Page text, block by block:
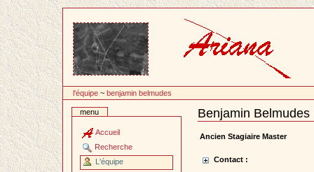
contenu
l'équipe ~benjamin belmudes
menu
Accueil
Recherche
L'équipe
Benjamin Belmudes
Document
Actions
Ancien Stagiaire Master
Contact :